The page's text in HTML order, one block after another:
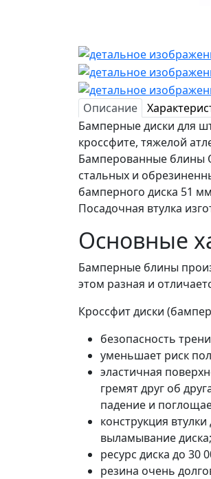
Описание
Бамперные диски для
кроссфите, тяжелой
Бамперованные блины
стальных и
бамперного диска 51
Посадочная втулка
Основные
Бамперные блины
этом разная и
Кроссфит диски
безопасность
уменьшает риск
эластичная
гремят друг об
падение и
конструкция
выламывание диска;
ресурс диска до 30
резина очень